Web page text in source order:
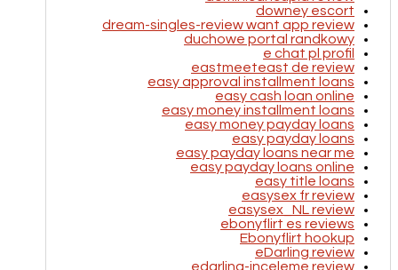
downey escort
dream-singles-review want app review
duchowe portal randkowy
e chat pl profil
eastmeeteast de review
easy approval installment loans
easy cash loan online
easy money installment loans
easy money payday loans
easy payday loans
easy payday loans near me
easy payday loans online
easy title loans
easysex fr review
easysex_NL review
ebonyflirt es reviews
Ebonyflirt hookup
eDarling review
edarling-inceleme review